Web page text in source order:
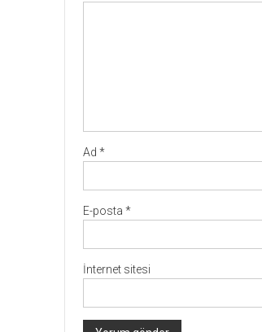
Ad *
E-posta *
İnternet sitesi